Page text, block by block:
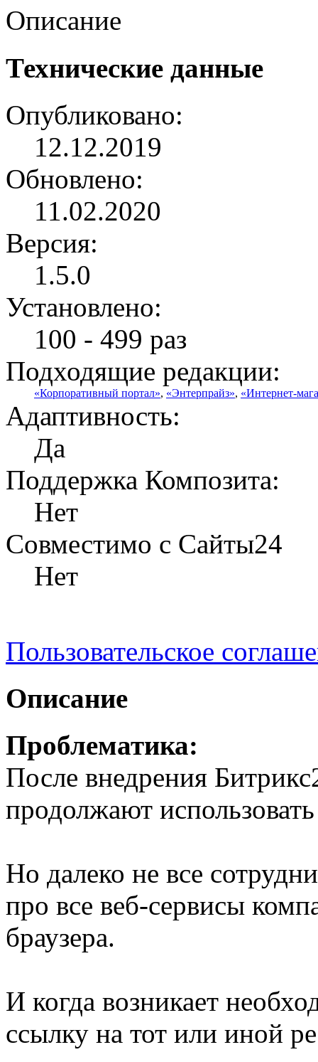
Описание
Технические данные
Опубликовано:
12.12.2019
Обновлено:
11.02.2020
Версия:
1.5.0
Установлено:
100 - 499 раз
Подходящие редакции:
«Корпоративный портал», «Энтерпрайз», «Интернет-
Адаптивность:
Да
Поддержка Композита:
Нет
Совместимо с Сайты24
Нет
Пользовательское
Описание
Проблематика:
После внедрения
продолжают
Но далеко не все
про все веб-сервисы
браузера.
И когда возникает
ссылку на тот или иной